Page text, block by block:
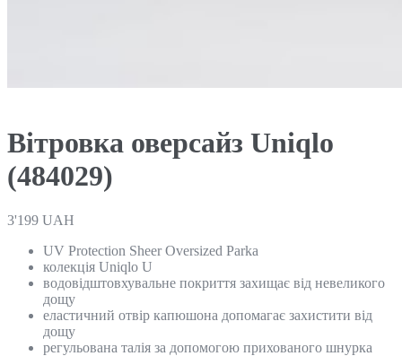
Вітровка оверсайз Uniqlo
(484029)
3'199 UAH
UV Protection Sheer Oversized Parka
колекція Uniqlo U
водовідштовхувальне покриття захищає від невеликого
дощу
еластичний отвір капюшона допомагає захистити від
дощу
регульована талія за допомогою прихованого шнурка